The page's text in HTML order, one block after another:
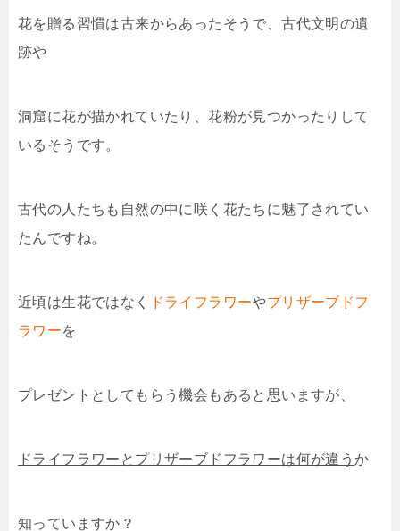
花を贈る習慣は古来からあったそうで、古代文明の遺
跡や
洞窟に花が描かれていたり、花粉が見つかったりして
いるそうです。
古代の人たちも自然の中に咲く花たちに魅了されてい
たんですね。
近頃は生花ではなく ドライフラワーやプリザーブドフ
ラワーを
プレゼントとしてもらう機会もあると思いますが、
ドライフラワーとプリザーブドフラワーは何が違うか
知っていますか？